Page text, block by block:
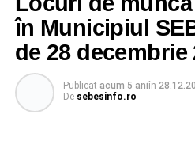
în Municipiul
de 28 decembrie
Publicat acum 5 aniîn
De sebesinfo.ro